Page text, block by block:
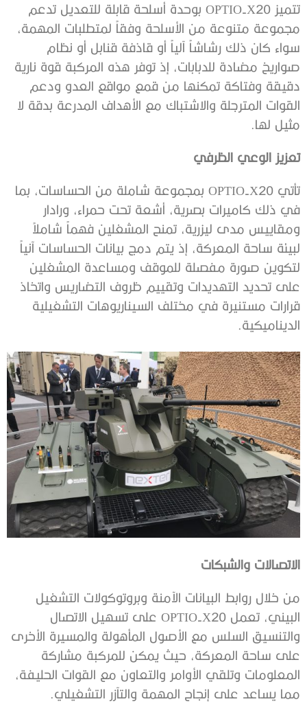
تتميز OPTIO-X20 بوحدة أسلحة قابلة للتعديل تدعم
مجموعة متنوعة من الأسلحة وفقاً لمتطلبات المهمة،
سواء كان ذلك رشاشاً آلياً أو قاذفة قنابل أو نظام
صواريخ مضادة للدبابات، إذ توفر هذه المركبة قوة نارية
دقيقة وفتاكة تمكنها من قمع مواقع العدو ودعم
القوات المترجلة والاشتباك مع الأهداف المدرعة بدقة لا
مثيل لها.
تعزيز الوعي الظرفي
تأتي OPTIO-X20 بمجموعة شاملة من الحساسات، بما
في ذلك كاميرات بصرية، أشعة تحت حمراء، ورادار
ومقاييس مدى ليزرية، تمنح المشغلين فهماً شاملاً
لبيئة ساحة المعركة، إذ يتم دمج بيانات الحساسات آنياً
لتكوين صورة مفصلة للموقف ومساعدة المشغلين
على تحديد التهديدات وتقييم ظروف التضاريس واتخاذ
قرارات مستنيرة في مختلف السيناريوهات التشغيلية
الديناميكية.
الاتصالات والشبكات
من خلال روابط البيانات الآمنة وبروتوكولات التشغيل
البيني، تعمل OPTIO-X20 على تسهيل الاتصال
والتنسيق السلس مع الأصول المأهولة والمسيرة الأخرى
على ساحة المعركة، حيث يمكن للمركبة مشاركة
المعلومات وتلقي الأوامر والتعاون مع القوات الحليفة،
مما يساعد على إنجاح المهمة والتآزر التشغيلي.